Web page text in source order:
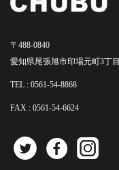
〒488-0840
愛知県尾張旭市印場元町3丁
TEL : 0561-54-8868
FAX : 0561-54-6624